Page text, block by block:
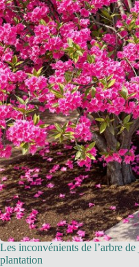
Les inconvénients de l’arbre
plantation